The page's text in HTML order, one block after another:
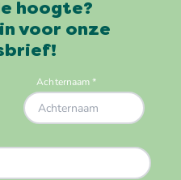
hoogte?
voor onze